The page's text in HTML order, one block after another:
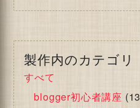
製作内のカテゴリ
すべて
blogger初心者講座